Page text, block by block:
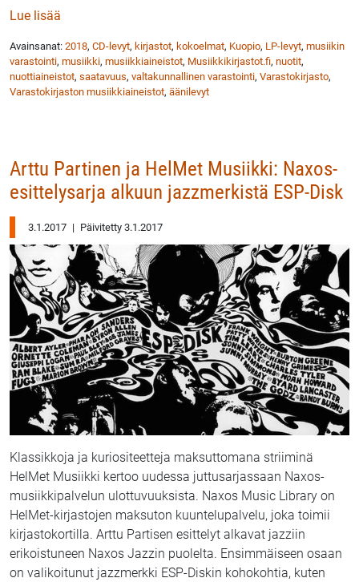
Lue lisää
Avainsanat: 2018, CD-levyt, kirjastot, kokoelmat, Kuopio, LP-levyt, musiikin
varastointi, musiikki, musiikkiaineistot, Musiikkikirjastot.fi, nuotit,
nuottiaineistot, saatavuus, valtakunnallinen varastointi, Varastokirjasto,
Varastokirjaston musiikkiaineistot, äänilevyt
Arttu Partinen ja HelMet Musiikki: Naxos-
esittelysarja alkuun jazzmerkistä ESP-Disk
3.1.2017 | Päivitetty 3.1.2017
Klassikkoja ja kuriositeetteja maksuttomana striiminä
HelMet Musiikki kertoo uudessa juttusarjassaan Naxos-
musiikkipalvelun ulottuvuuksista. Naxos Music Library on
HelMet-kirjastojen maksuton kuuntelupalvelu, joka toimii
kirjastokortilla. Arttu Partisen esittelyt alkavat jazziin
erikoistuneen Naxos Jazzin puolelta. Ensimmäiseen osaan
on valikoitunut jazzmerkki ESP-Diskin kohokohtia, kuten